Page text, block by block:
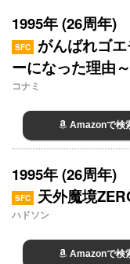
1995年 (26周年)
SFC
がんばれゴ
ーになった理由～
コナミ
Amazonで検
1995年 (26周年)
SFC 天外魔境
ハドソン
Amazonで検